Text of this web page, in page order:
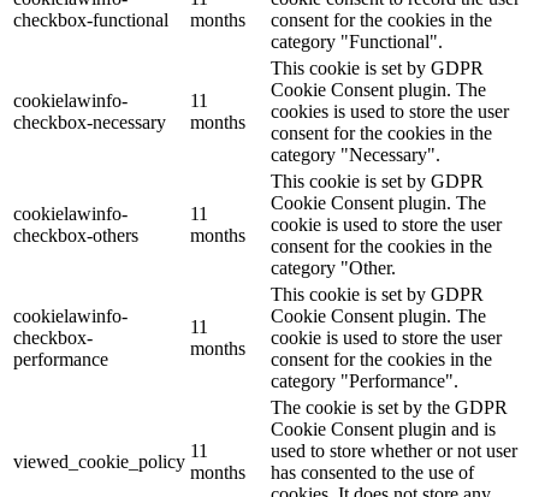
checkbox-functional
months
consent for the cookies in the
category "Functional".
cookielawinfo-
checkbox-necessary
11
months
This cookie is set by GDPR
Cookie Consent plugin. The
cookies is used to store the user
consent for the cookies in the
category "Necessary".
cookielawinfo-
checkbox-others
11
months
This cookie is set by GDPR
Cookie Consent plugin. The
cookie is used to store the user
consent for the cookies in the
category "Other.
cookielawinfo-
checkbox-
performance
11
months
This cookie is set by GDPR
Cookie Consent plugin. The
cookie is used to store the user
consent for the cookies in the
category "Performance".
viewed_cookie_policy
11
months
The cookie is set by the GDPR
Cookie Consent plugin and is
used to store whether or not user
has consented to the use of